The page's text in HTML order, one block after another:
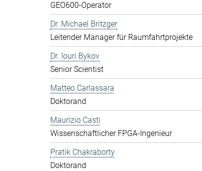
GEO600-Operator
Dr. Michael Britzger
Leitender Manager für Raumfahrtprojekte
Dr. Iouri Bykov
Senior Scientist
Matteo Carlassara
Doktorand
Maurizio Casti
Wissenschaftlicher FPGA-Ingenieur
Pratik Chakraborty
Doktorand